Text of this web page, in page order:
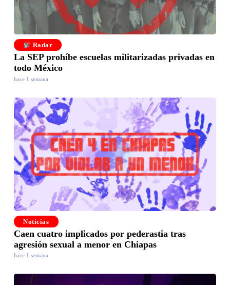
Radar
La SEP prohíbe escuelas militarizadas privadas en
todo México
hace 1 semana
Noticias
Caen cuatro implicados por pederastia tras
agresión sexual a menor en Chiapas
hace 1 semana